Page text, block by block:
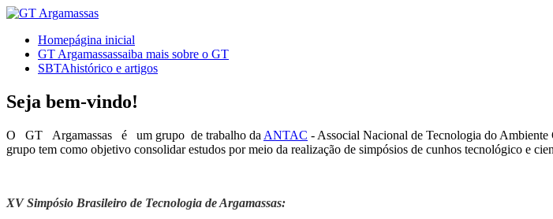
Homepágina inicial
GT Argamassassaiba mais sobre o GT
SBTAhistórico e artigos
Seja bem-vindo!
O GT Argamassas é um grupo de trabalho da ANTAC - Associal Nacional de Tecnologia do Ambiente
grupo tem como objetivo consolidar estudos por meio da realização de simpósios de cunhos tecnológico e
XV Simpósio Brasileiro de Tecnologia de Argamassas: